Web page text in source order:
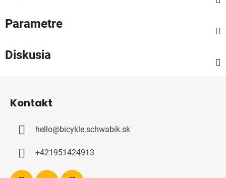
Parametre
Diskusia
Kontakt
hello@bicykle.schwabik.sk
+421951424913